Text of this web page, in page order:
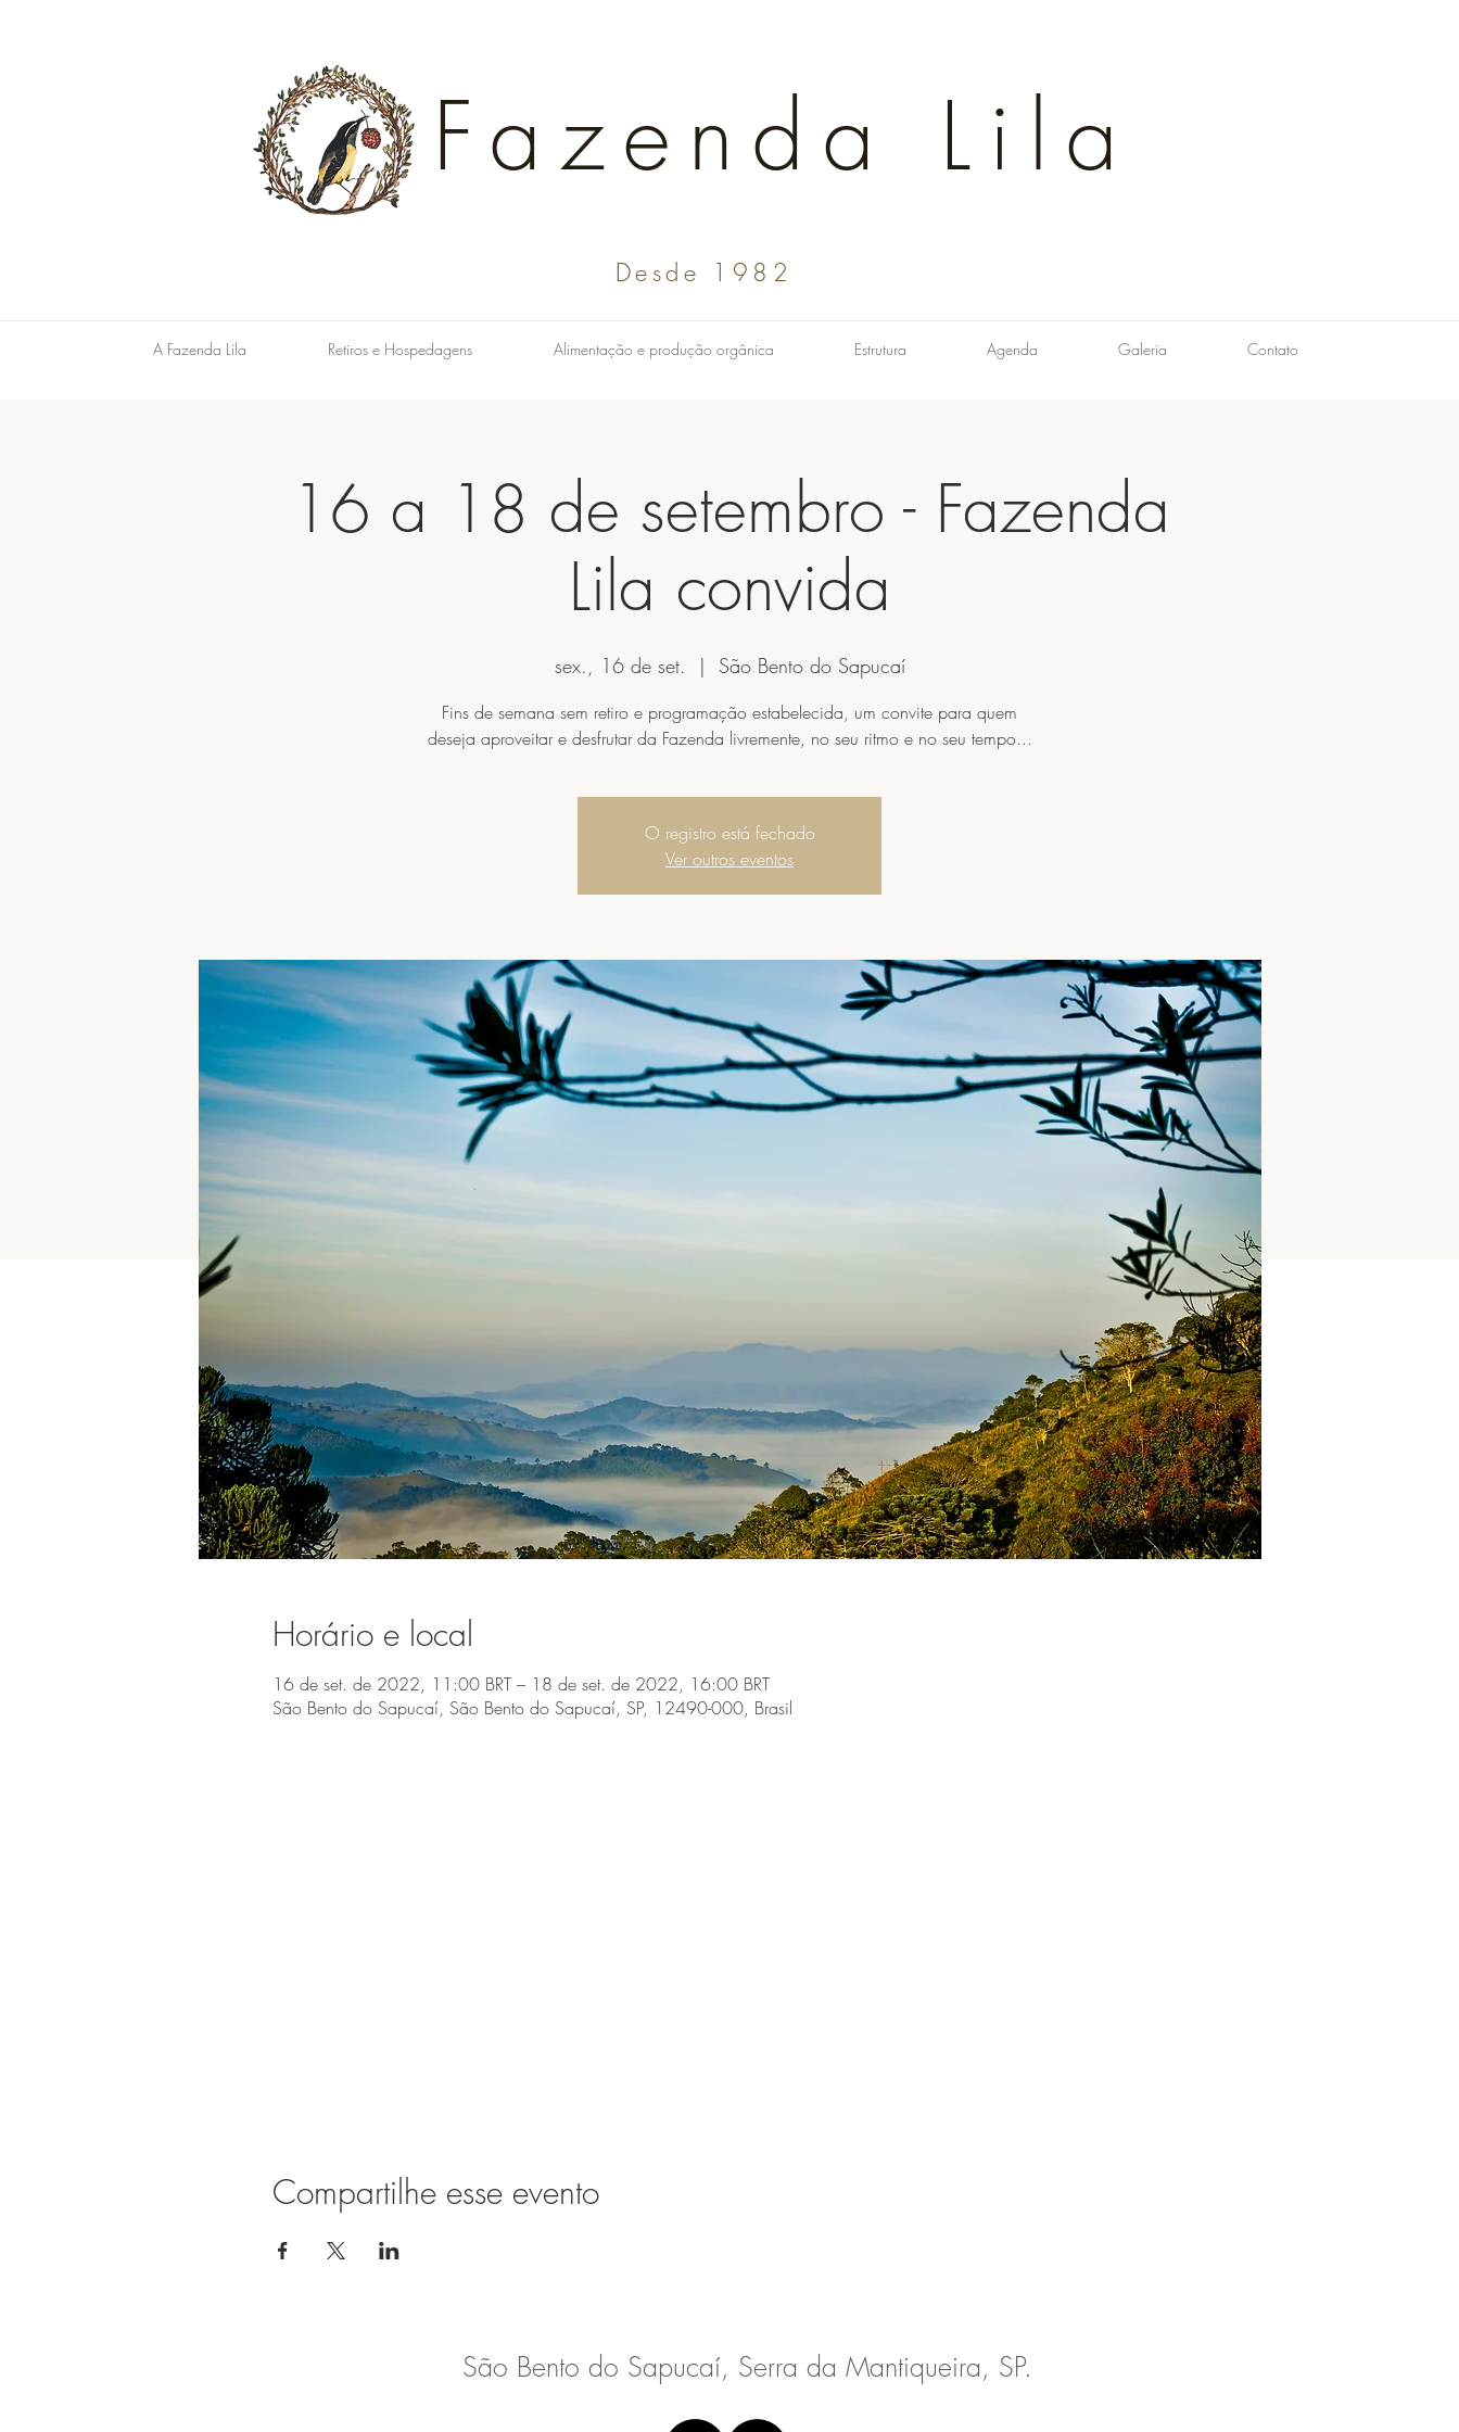
Fazenda Lila
Desde 1982
A Fazenda Lila Retiros e Hospedagens Alimentação e produção orgânica Estrutura Agenda Galeria Contato
16 a 18 de setembro - Fazenda
Lila convida
sex., 16 de set.
  |
São Bento do Sapucaí
Fins de semana sem retiro e programação estabelecida, um convite para quem
deseja aproveitar e desfrutar da Fazenda livremente, no seu ritmo e no seu tempo...
O registro está fechado
Ver outros eventos
Horário e local
16 de set. de 2022, 11:00 BRT – 18 de set. de 2022, 16:00 BRT
São Bento do Sapucaí, São Bento do Sapucaí, SP, 12490-000, Brasil
Compartilhe esse evento
São Bento do Sapucaí, Serra da Mantiqueira, SP.